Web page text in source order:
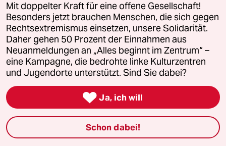
Ceuta
Waldbrände
Rente
Verlag
Aktuelles
Mit doppelter Kraft für eine offene Gesellschaft!
Besonders jetzt brauchen Menschen, die sich gegen
Rechtsextremismus einsetzen, unsere Solidarität.
Daher gehen 50 Prozent der Einnahmen aus
Neuanmeldungen an „Alles beginnt im Zentrum“ –
eine Kampagne, die bedrohte linke Kulturzentren
und Jugendorte unterstützt. Sind Sie dabei?
 Ja, ich will
Schon dabei!